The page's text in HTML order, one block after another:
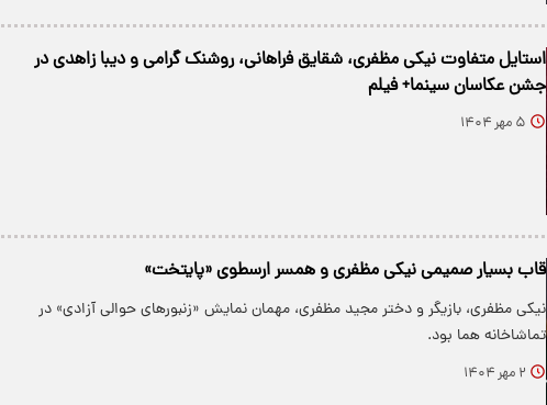
استایل متفاوت نیکی مظفری، شقایق فراهانی، روشنک گرامی و دیبا زاهدی در
جشن عکاسان سینما+ فیلم
۵ مهر ۱۴۰۴
قاب بسیار صمیمی نیکی مظفری و همسر ارسطوی «پایتخت»
نیکی مظفری، بازیگر و دختر مجید مظفری، مهمان نمایش «زنبورهای حوالی آزادی» در
تماشاخانه هما بود.
۲ مهر ۱۴۰۴